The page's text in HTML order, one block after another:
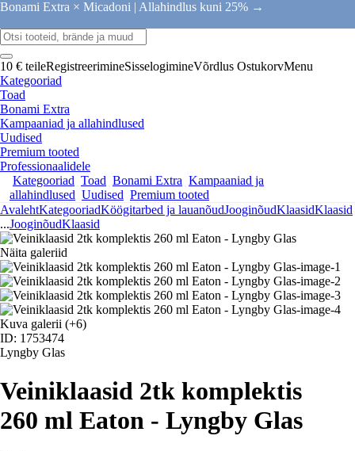
Bonami Extra × Micadoni | Allahindlus kuni 25% →
10 € teileRegistreerimineSisselogimineVõrdlus OstukorvMenu
Kategooriad
Toad
Bonami Extra
Kampaaniad ja allahindlused
Uudised
Premium tooted
Professionaalidele
Kategooriad Toad Bonami Extra Kampaaniad ja
allahindlused Uudised Premium tooted
AvalehtKategooriadKöögitarbed ja lauanõudJooginõudKlaasidKlaasid
...JooginõudKlaasid
Näita galeriid
Kuva galerii (+6)
ID: 1753474
Lyngby Glas
Veiniklaasid 2tk komplektis
260 ml Eaton - Lyngby Glas